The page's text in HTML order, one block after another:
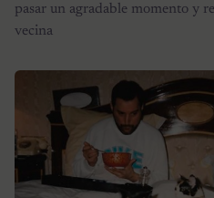
pasar un agradable momento y
vecina